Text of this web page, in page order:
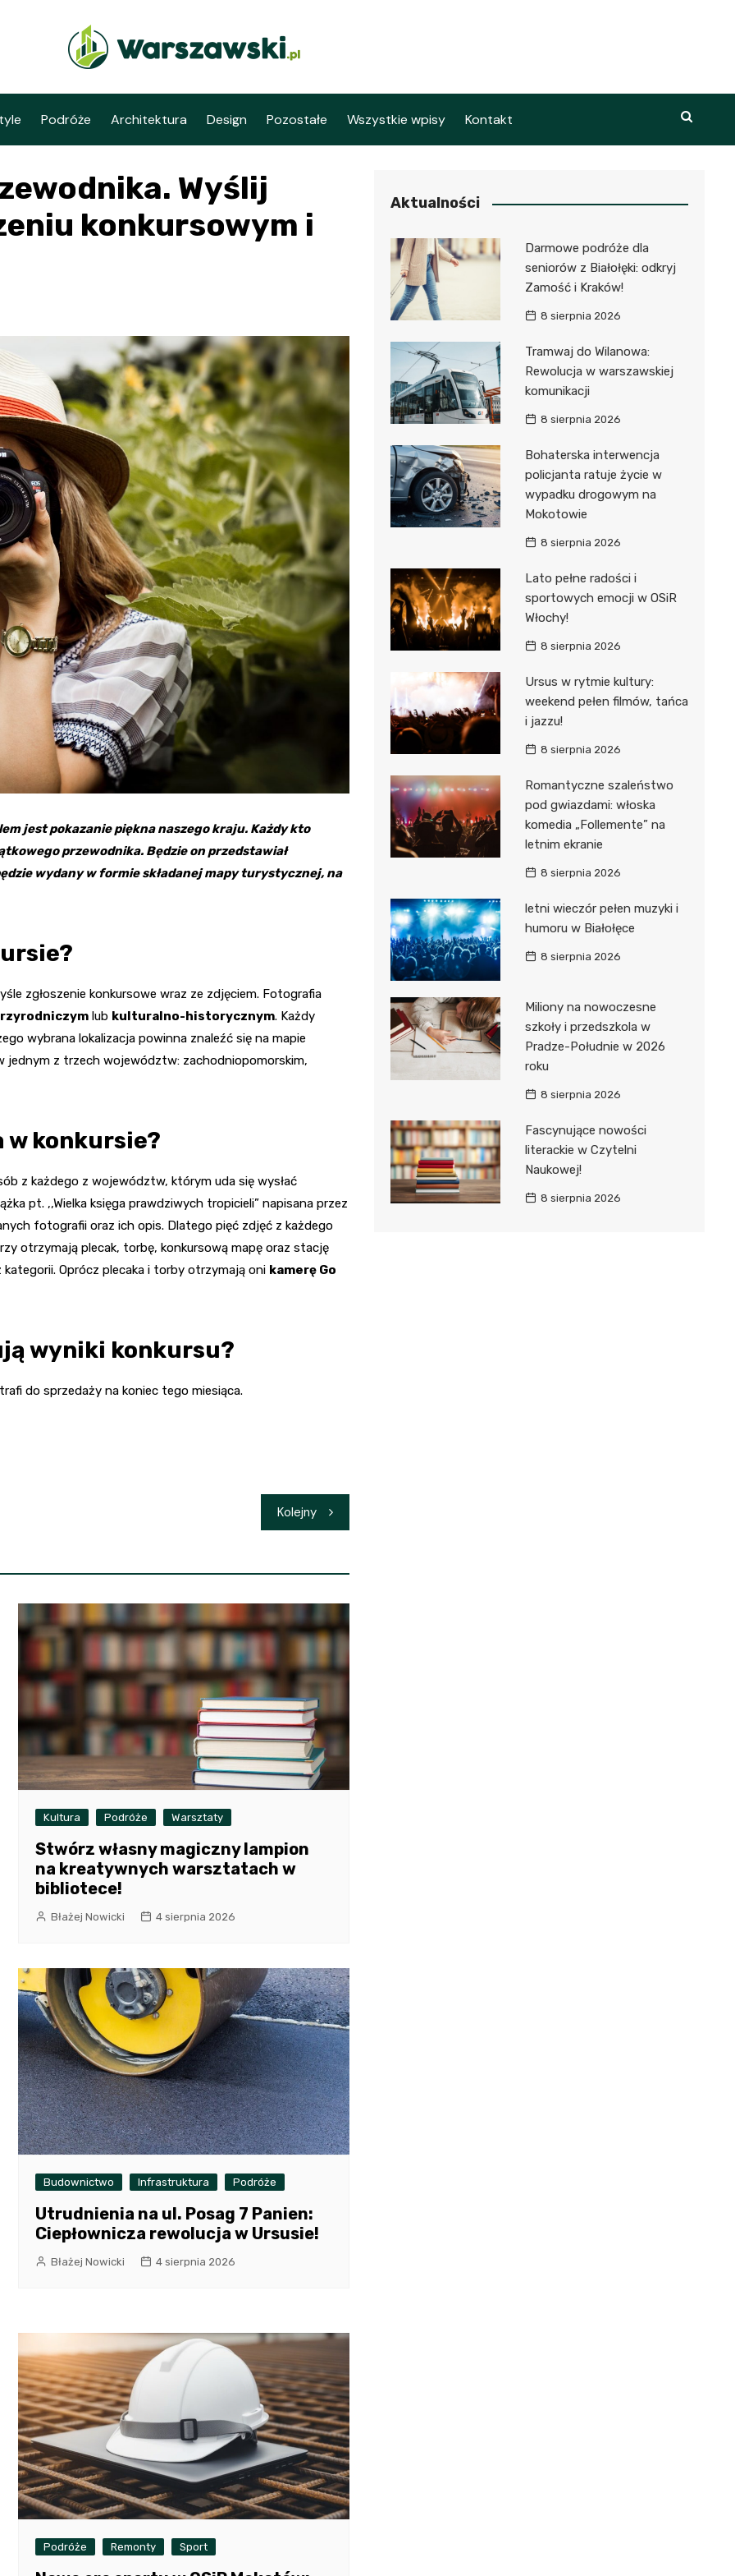
Podróże Architektura Design Pozostałe Wszystkie wpisy Kontakt
Wyślij
konkursowym i
jest pokazanie piękna naszego kraju. Każdy kto
przewodnika. Będzie on przedstawiał
wydany w formie składanej mapy turystycznej, na
zgłoszenie konkursowe wraz ze zdjęciem. Fotografia
lub kulturalno-historycznym. Każdy
wybrana lokalizacja powinna znaleźć się na mapie
jednym z trzech województw: zachodniopomorskim,
w konkursie?
z każdego z województw, którym uda się wysłać
pt. ,,Wielka księga prawdziwych tropicieli” napisana przez
fotografii oraz ich opis. Dlatego pięć zdjęć z każdego
otrzymają plecak, torbę, konkursową mapę oraz stację
kategorii. Oprócz plecaka i torby otrzymają oni kamerę Go
wyniki konkursu?
do sprzedaży na koniec tego miesiąca.
Kolejny
Kultura Podróże Warsztaty
Stwórz własny magiczny lampion
na kreatywnych warsztatach w
bibliotece!
Błażej Nowicki 4 sierpnia 2026
Budownictwo Infrastruktura Podróże
Utrudnienia na ul. Posag 7 Panien:
Ciepłownicza rewolucja w Ursusie!
Błażej Nowicki 4 sierpnia 2026
Podróże Remonty Sport
Aktualności
Darmowe podróże dla
seniorów z Białołęki: odkryj
Zamość i Kraków!
8 sierpnia 2026
Tramwaj do Wilanowa:
Rewolucja w warszawskiej
komunikacji
8 sierpnia 2026
Bohaterska interwencja
policjanta ratuje życie w
wypadku drogowym na
Mokotowie
8 sierpnia 2026
Lato pełne radości i
sportowych emocji w OSiR
Włochy!
8 sierpnia 2026
Ursus w rytmie kultury:
weekend pełen filmów, tańca
i jazzu!
8 sierpnia 2026
Romantyczne szaleństwo
pod gwiazdami: włoska
komedia „Follemente” na
letnim ekranie
8 sierpnia 2026
letni wieczór pełen muzyki i
humoru w Białołęce
8 sierpnia 2026
Miliony na nowoczesne
szkoły i przedszkola w
Pradze-Południe w 2026
roku
8 sierpnia 2026
Fascynujące nowości
literackie w Czytelni
Naukowej!
8 sierpnia 2026